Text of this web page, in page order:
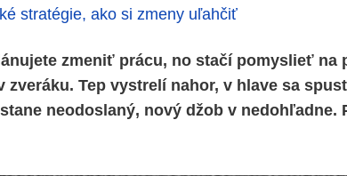
stratégie, ako si zmeny uľahčiť
zmeniť prácu, no stačí pomyslieť na
zveráku. Tep vystrelí nahor, v hlave sa
neodoslaný, nový džob v nedohľadne.